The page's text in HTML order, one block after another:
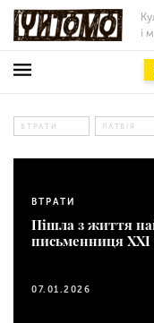
і
ВТРАТИ ЛАТВІЯ
ВТРАТИ
Пішла з життя
письменниця XXI
07.01.2026